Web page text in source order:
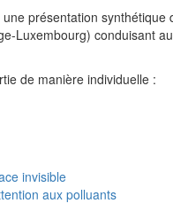
une présentation
Luxembourg) conduisant
de manière individuelle :
invisible
aux polluants